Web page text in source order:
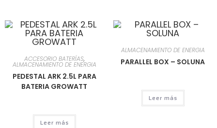
ACCESORIO BATERÍAS,
ALMACENAMIENTO DE ENERGIA
PEDESTAL ARK 2.5L PARA
BATERIA GROWATT
Leer más
ALMACENAMIENTO DE ENERGIA
PARALLEL BOX – SOLUNA
Leer más